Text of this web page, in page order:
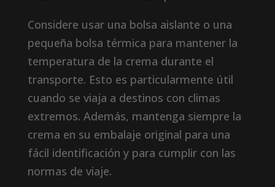
Considere usar una bolsa aislante o una
pequeña bolsa térmica para mantener la
temperatura de la crema durante el
transporte. Esto es particularmente útil
cuando se viaja a destinos con climas
extremos. Además, mantenga siempre la
crema en su embalaje original para una
fácil identificación y para cumplir con las
normas de viaje.